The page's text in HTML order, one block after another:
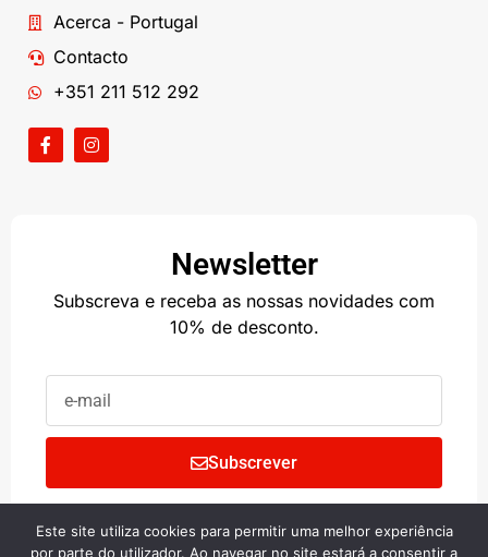
Acerca - Portugal
Contacto
+351 211 512 292
Newsletter
Subscreva e receba as nossas novidades com
10% de desconto.
Subscrever
Este site utiliza cookies para permitir uma melhor experiência
por parte do utilizador. Ao navegar no site estará a consentir a